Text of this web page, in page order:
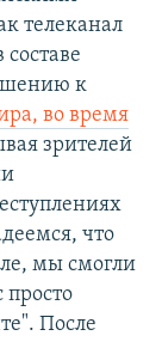
телеканал
к
во время
зрителей
что
мы смогли
После